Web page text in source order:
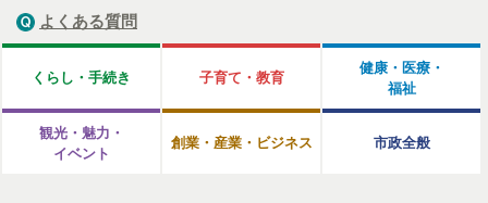
よくある質問
くらし・手続き 子育て・教育
健康・医療・
福祉
観光・魅力・
イベント
創業・産業・ビジネス 市政全般